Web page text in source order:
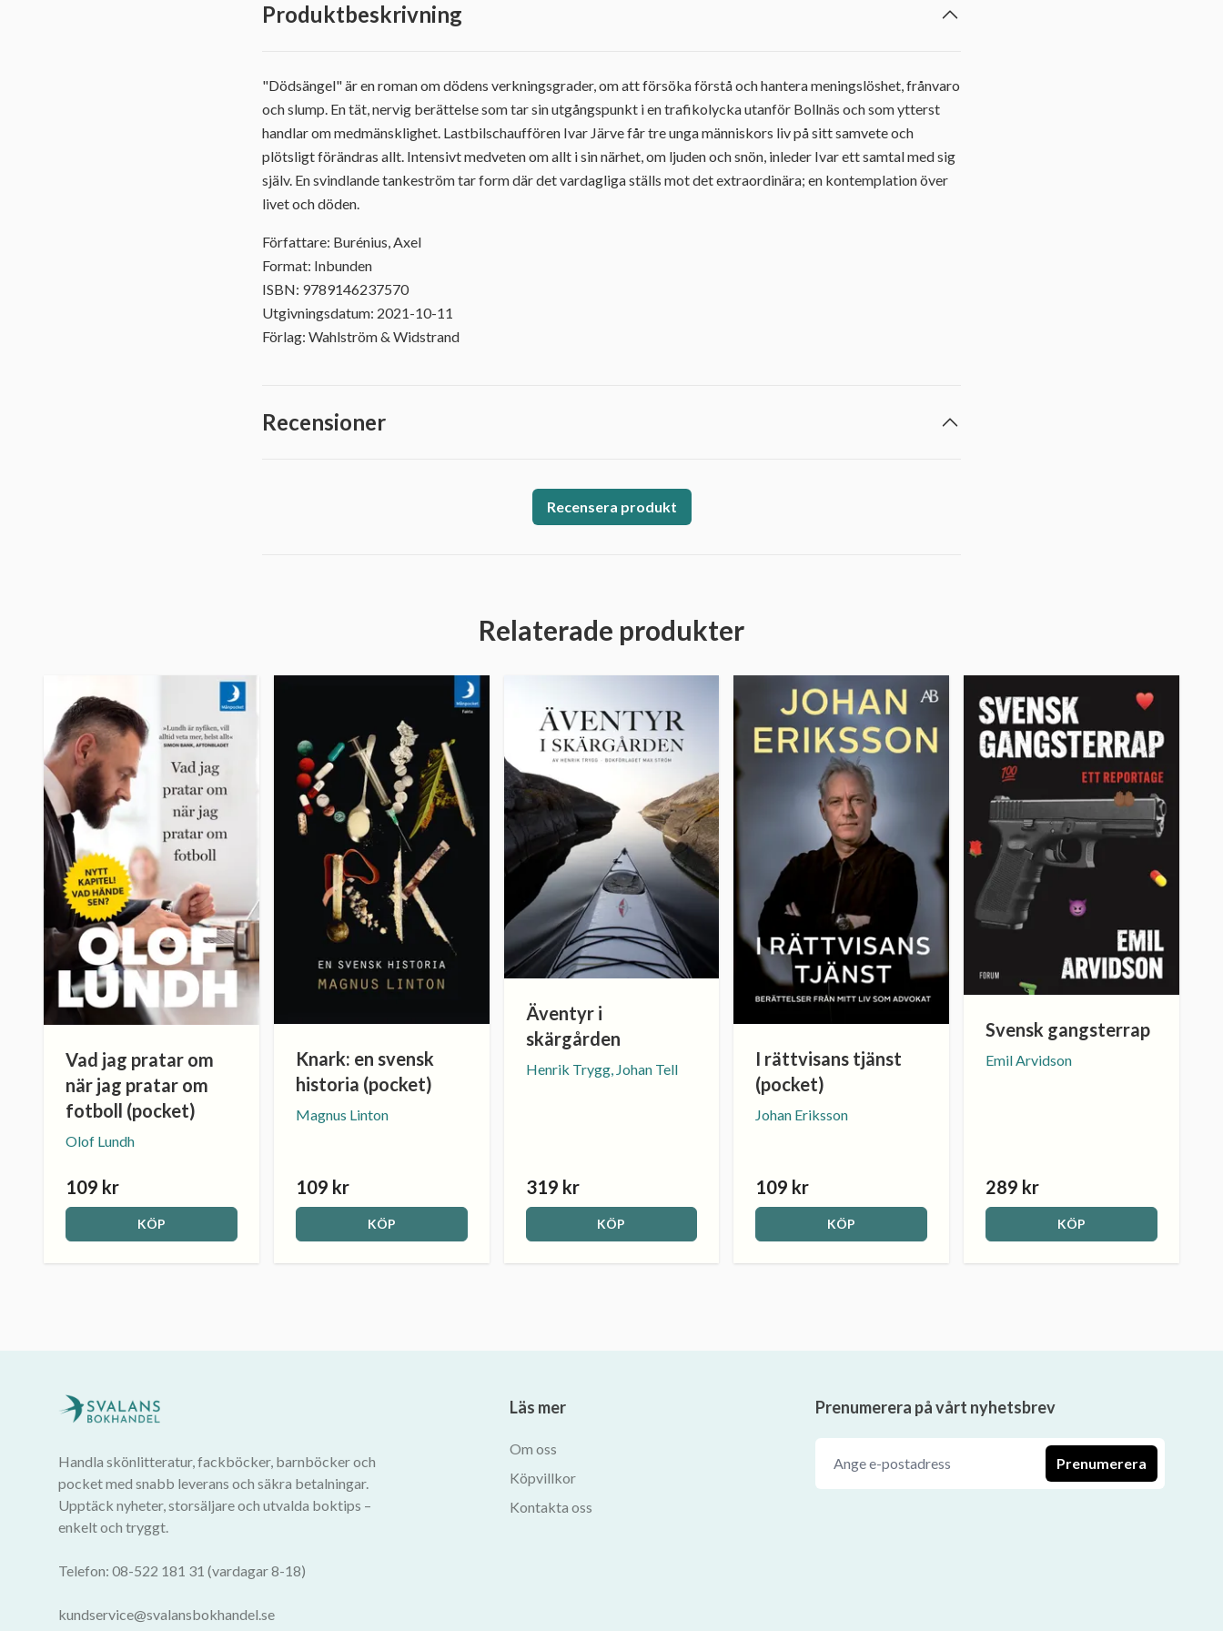
Produktbeskrivning
"Dödsängel" är en roman om dödens verkningsgrader, om att försöka förstå och hantera meningslöshet, frånvaro
och slump. En tät, nervig berättelse som tar sin utgångspunkt i en trafikolycka utanför Bollnäs och som ytterst
handlar om medmänsklighet. Lastbilschauffören Ivar Järve får tre unga människors liv på sitt samvete och
plötsligt förändras allt. Intensivt medveten om allt i sin närhet, om ljuden och snön, inleder Ivar ett samtal med sig
själv. En svindlande tankeström tar form där det vardagliga ställs mot det extraordinära; en kontemplation över
livet och döden.
Författare: Burénius, Axel
Format: Inbunden
ISBN: 9789146237570
Utgivningsdatum: 2021-10-11
Förlag: Wahlström & Widstrand
Recensioner
Recensera produkt
Relaterade produkter
Vad jag pratar om
när jag pratar om
fotboll (pocket)
Olof Lundh
109 kr
KÖP
Knark: en svensk
historia (pocket)
Magnus Linton
109 kr
KÖP
Äventyr i
skärgården
Henrik Trygg, Johan Tell
319 kr
KÖP
I rättvisans tjänst
(pocket)
Johan Eriksson
109 kr
KÖP
Svensk gangsterrap
Emil Arvidson
289 kr
KÖP
Handla skönlitteratur, fackböcker, barnböcker och
pocket med snabb leverans och säkra betalningar.
Upptäck nyheter, storsäljare och utvalda boktips –
enkelt och tryggt.
Telefon: 08-522 181 31 (vardagar 8-18)
kundservice@svalansbokhandel.se
Läs mer
Om oss
Köpvillkor
Kontakta oss
Prenumerera på vårt nyhetsbrev
Prenumerera